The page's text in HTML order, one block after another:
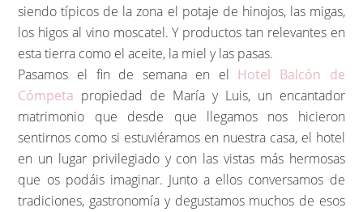
siendo típicos de la zona el potaje de hinojos, las migas,
los higos al vino moscatel. Y productos tan relevantes en
esta tierra como el aceite, la miel y las pasas.
Pasamos el fin de semana en el Hotel Balcón de
Cómpeta propiedad de María y Luis, un encantador
matrimonio que desde que llegamos nos hicieron
sentirnos como si estuviéramos en nuestra casa, el hotel
en un lugar privilegiado y con las vistas más hermosas
que os podáis imaginar. Junto a ellos conversamos de
tradiciones, gastronomía y degustamos muchos de esos